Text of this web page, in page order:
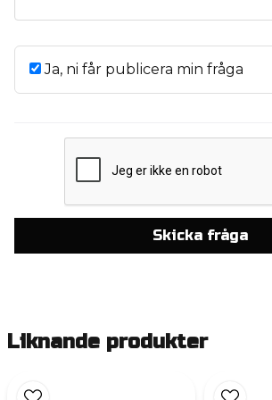
Ja, ni får publicera min fråga
Skicka fråga
Liknande produkter